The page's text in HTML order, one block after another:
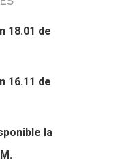
18.01 de
16.11 de
la